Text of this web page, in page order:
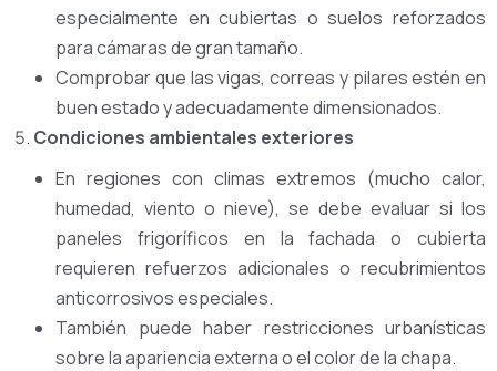
especialmente en cubiertas o suelos reforzados
para cámaras de gran tamaño.
Comprobar que las vigas, correas y pilares estén en
buen estado y adecuadamente dimensionados.
Condiciones ambientales exteriores
En regiones con climas extremos (mucho calor,
humedad, viento o nieve), se debe evaluar si los
paneles frigoríficos en la fachada o cubierta
requieren refuerzos adicionales o recubrimientos
anticorrosivos especiales.
También puede haber restricciones urbanísticas
sobre la apariencia externa o el color de la chapa.